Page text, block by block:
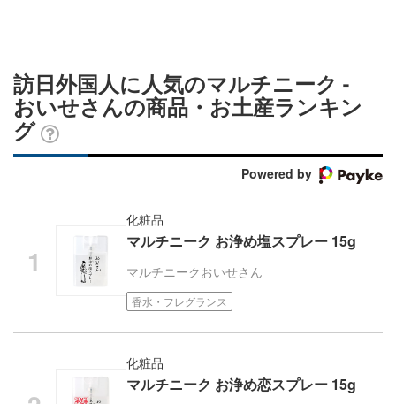
訪日外国人に人気のマルチニーク -
おいせさんの商品・お土産ランキン
グ
Powered by
化粧品
マルチニーク お浄め塩スプレー 15g
マルチニークおいせさん
香水・フレグランス
化粧品
マルチニーク お浄め恋スプレー 15g